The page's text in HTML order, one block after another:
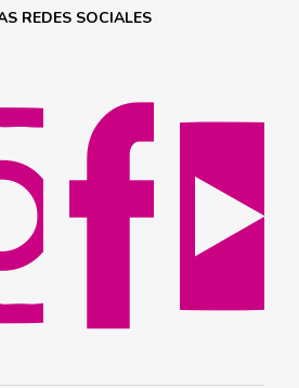
REDES SOCIALES